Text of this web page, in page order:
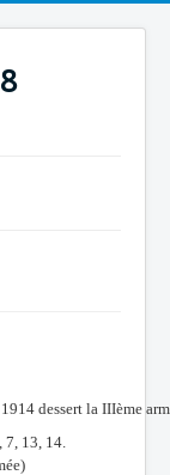
dessert la IIIème
7, 13, 14.